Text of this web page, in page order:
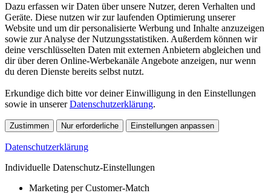
Dazu erfassen wir Daten über unsere Nutzer, deren Verhalten und
Geräte. Diese nutzen wir zur laufenden Optimierung unserer
Website und um dir personalisierte Werbung und Inhalte anzuzeigen
sowie zur Analyse der Nutzungsstatistiken. Außerdem können wir
deine verschlüsselten Daten mit externen Anbietern abgleichen und
dir über deren Online-Werbekanäle Angebote anzeigen, nur wenn
du deren Dienste bereits selbst nutzt.
Erkundige dich bitte vor deiner Einwilligung in den Einstellungen
sowie in unsererDatenschutzerklärung.
Zustimmen Nur erforderliche Einstellungen anpassen
Datenschutzerklärung
Individuelle Datenschutz-Einstellungen
Marketing per Customer-Match